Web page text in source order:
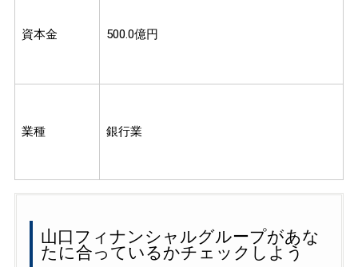
資本金 500.0億円
業種 銀行業
山口フィナンシャルグループがあな
たに合っているかチェックしよう